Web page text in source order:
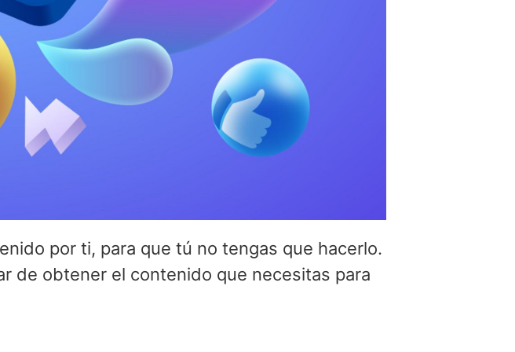
por ti, para que tú no tengas que hacerlo.
de obtener el contenido que necesitas para